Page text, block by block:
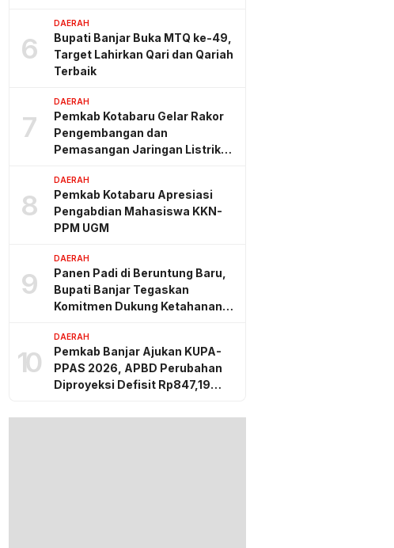
6
DAERAH
Bupati Banjar Buka MTQ ke-49,
Target Lahirkan Qari dan Qariah
Terbaik
7
DAERAH
Pemkab Kotabaru Gelar Rakor
Pengembangan dan
Pemasangan Jaringan Listrik
8
DAERAH
Pemkab Kotabaru Apresiasi
Pengabdian Mahasiswa KKN-
PPM UGM
9
DAERAH
Panen Padi di Beruntung Baru,
Bupati Banjar Tegaskan
Komitmen Dukung Ketahanan
10
DAERAH
Pemkab Banjar Ajukan KUPA-
PPAS 2026, APBD Perubahan
Diproyeksi Defisit Rp847,19